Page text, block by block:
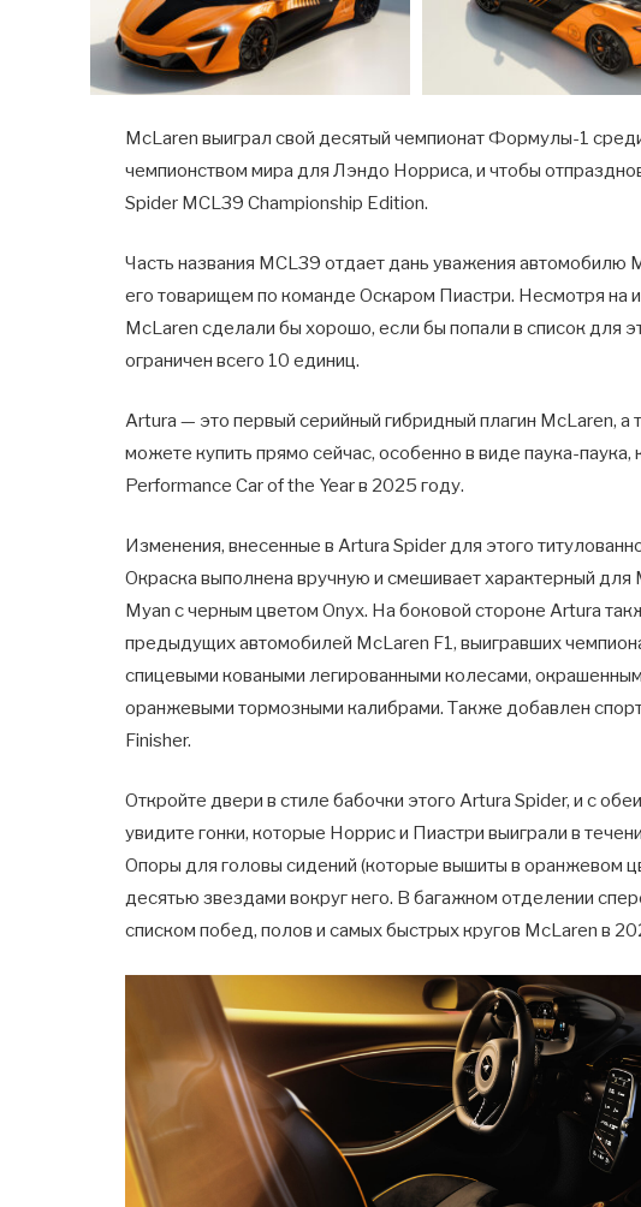
McLaren выиграл свой десятый чемпионат Формулы-1
чемпионством мира для Лэндо Норриса, и чтобы
Spider MCL39 Championship Edition.
Часть названия MCL39 отдает дань уважения
его товарищем по команде Оскаром Пиастри. Несмотря на
McLaren сделали бы хорошо, если бы попали в список для
ограничен всего 10 единиц.
Artura — это первый серийный гибридный плагин McLaren,
можете купить прямо сейчас, особенно в виде паука-
Performance Car of the Year в 2025 году.
Изменения, внесенные в Artura Spider для этого
Окраска выполнена вручную и смешивает характерный
Myan с черным цветом Onyx. На боковой стороне Artura
предыдущих автомобилей McLaren F1, выигравших
спицевыми коваными легированными колесами,
оранжевыми тормозными калибрами. Также добавлен
Finisher.
Откройте двери в стиле бабочки этого Artura Spider, и с
увидите гонки, которые Норрис и Пиастри выиграли в
Опоры для головы сидений (которые вышиты в оранжевом
десятью звездами вокруг него. В багажном отделении
списком побед, полов и самых быстрых кругов McLaren в